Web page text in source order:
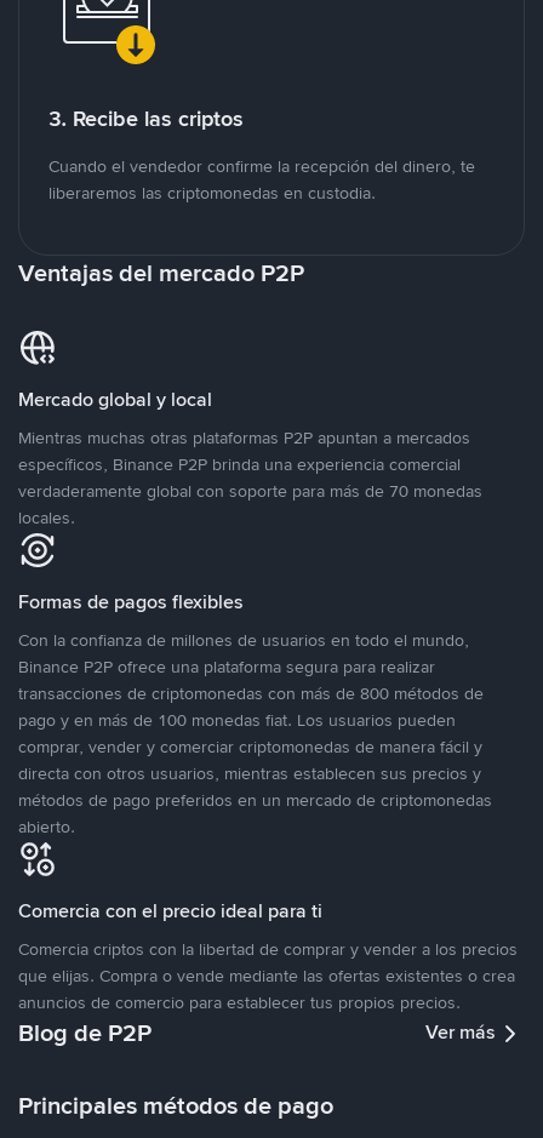
3. Recibe las criptos
Cuando el vendedor confirme la recepción del dinero, te
liberaremos las criptomonedas en custodia.
Ventajas del mercado P2P
Mercado global y local
Mientras muchas otras plataformas P2P apuntan a mercados
específicos, Binance P2P brinda una experiencia comercial
verdaderamente global con soporte para más de 70 monedas
locales.
Formas de pagos flexibles
Con la confianza de millones de usuarios en todo el mundo,
Binance P2P ofrece una plataforma segura para realizar
transacciones de criptomonedas con más de 800 métodos de
pago y en más de 100 monedas fiat. Los usuarios pueden
comprar, vender y comerciar criptomonedas de manera fácil y
directa con otros usuarios, mientras establecen sus precios y
métodos de pago preferidos en un mercado de criptomonedas
abierto.
Comercia con el precio ideal para ti
Comercia criptos con la libertad de comprar y vender a los precios
que elijas. Compra o vende mediante las ofertas existentes o crea
anuncios de comercio para establecer tus propios precios.
Blog de P2P Ver más
Principales métodos de pago